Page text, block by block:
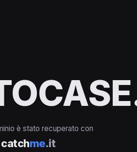
è stato recuperato con
catchme.it